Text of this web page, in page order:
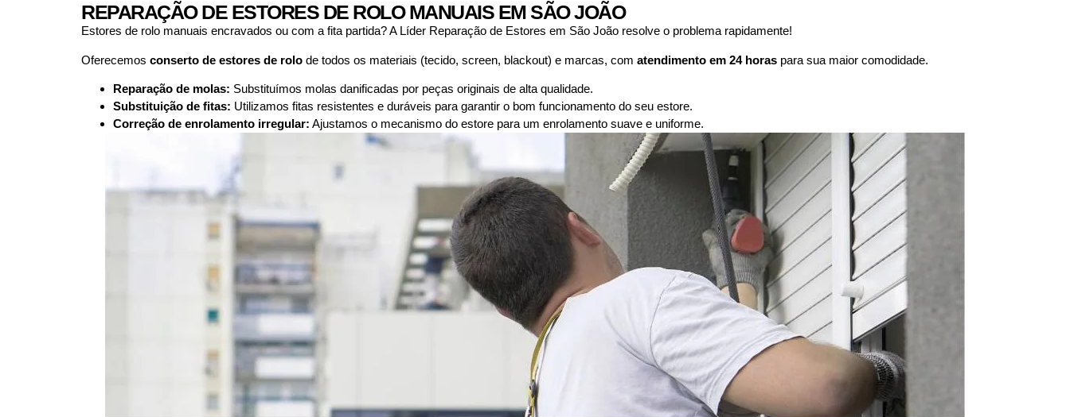
REPARAÇÃO DE ESTORES DE ROLO MANUAIS EM SÃO JOÃO
Estores de rolo manuais encravados ou com a fita partida? A Líder Reparação de Estores em São João resolve o problema rapidamente!
Oferecemos conserto de estores de rolo de todos os materiais (tecido, screen, blackout) e marcas, com atendimento em 24 horas para sua maior comodidade.
Reparação de molas: Substituímos molas danificadas por peças originais de alta qualidade.
Substituição de fitas: Utilizamos fitas resistentes e duráveis para garantir o bom funcionamento do seu estore.
Correção de enrolamento irregular: Ajustamos o mecanismo do estore para um enrolamento suave e uniforme.